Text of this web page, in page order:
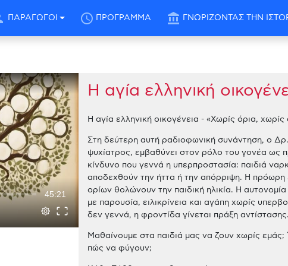
ΠΑΡΑΓΩΓΟΙ schedule ΠΡΟΓΡΑΜΜΑ account_balance ΓΝΩΡΙΖΟΝΤΑΣ ΤΗΝ
45:21
Η αγία ελληνική
Η αγία ελληνική οικογένεια - «Χωρίς όρια,
Στη δεύτερη αυτή ραδιοφωνική συνάντηση, ο
ψυχίατρος, εμβαθύνει στον ρόλο του γονέα ως
κίνδυνο που γεννά η υπερπροστασία: παιδιά
αποδεχθούν την ήττα ή την απόρριψη. Η πρόωρη
ορίων θολώνουν την παιδική ηλικία. Η
με παρουσία, ειλικρίνεια και αγάπη χωρίς
δεν γεννά, η φροντίδα γίνεται πράξη αντίστασης.
Μαθαίνουμε στα παιδιά μας να ζουν χωρίς
πώς να φύγουν;